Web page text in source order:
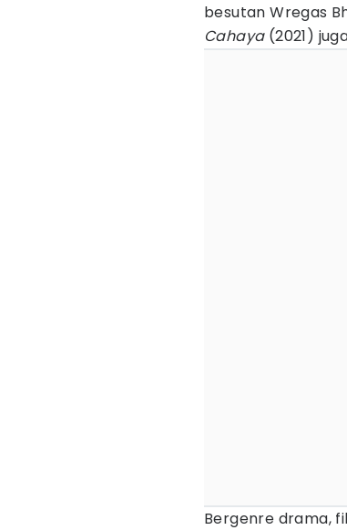
besutan Wregas
Cahaya(2021)
Bergenre drama,